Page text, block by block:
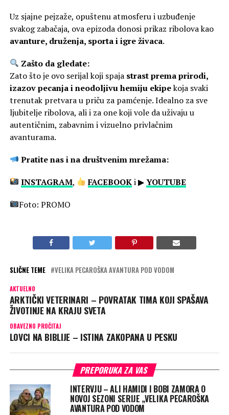
Uz sjajne pejzaže, opuštenu atmosferu i uzbuđenje
svakog zabačaja, ova epizoda donosi prikaz ribolova kao
avanture, druženja, sporta i igre živaca.
Zašto da gledate:
Zato što je ovo serijal koji spaja strast prema prirodi,
izazov pecanja i neodoljivu hemiju ekipekoja svaki
trenutak pretvara u priču za pamćenje. Idealno za sve
ljubitelje ribolova, ali i za one koji vole da uživaju u
autentičnim, zabavnim i vizuelno privlačnim
avanturama.
Pratite nas i na društvenim mrežama:
INSTAGRAM, FACEBOOKi ▶YOUTUBE
Foto: PROMO
SLIČNE TEME VELIKA PECAROŠKA AVANTURA POD VODOM
AKTUELNO
ARKTIČKI VETERINARI – POVRATAK TIMA KOJI SPAŠAVA
ŽIVOTINJE NA KRAJU SVETA
OBAVEZNO PROČITAJ
LOVCI NA BIBLIJE – ISTINA ZAKOPANA U PESKU
PREPORUKA ZA VAS
INTERVJU – ALI HAMIDI I BOBI ZAMORA O
NOVOJ SEZONI SERIJE „VELIKA PECAROŠKA
AVANTURA POD VODOM